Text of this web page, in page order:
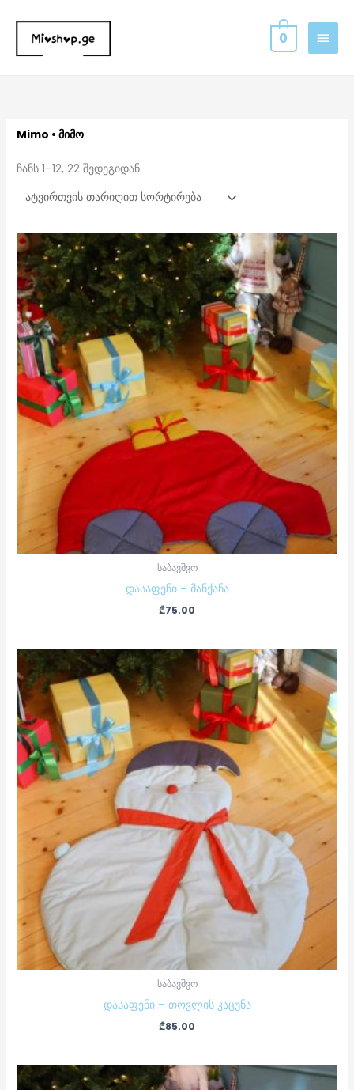
content
MAIN
MENU
0
Mimo • მიმო
ჩანს 1–12, 22 შედეგიდან
საბავშვო
დასაფენი – მანქანა
₾75.00
საბავშვო
დასაფენი – თოვლის კაცუნა
₾85.00